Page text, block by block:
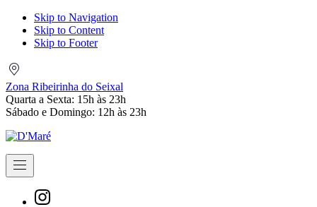
Skip to Navigation
Skip to Content
Skip to Footer
do
Seixal
Zona Ribeirinha do Seixal
Quarta a Sexta: 15h às 23h
Sábado e Domingo: 12h às 23h
Navigation